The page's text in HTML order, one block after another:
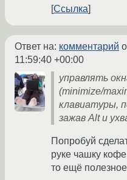
Ссылка
Ответ на: комментарий
11:59:40 +00:00
управлять
(minimize/
клавиатуры,
зажав Alt и
Попробуй
руке чашку
то ещё